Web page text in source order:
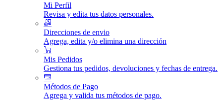
Mi Perfil
Revisa y edita tus datos personales.
Direcciones de envio
Agrega, edita y/o elimina una dirección
Mis Pedidos
Gestiona tus pedidos, devoluciones y fechas de entrega.
Métodos de Pago
Agrega y valida tus métodos de pago.